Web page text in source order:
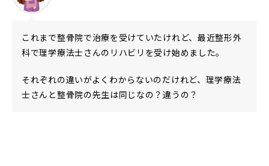
これまで整骨院で治療を受けていたけれど、最近整形外
科で理学療法士さんのリハビリを受け始めました。
それぞれの違いがよくわからないのだけれど、理学療法
士さんと整骨院の先生は同じなの？違うの？